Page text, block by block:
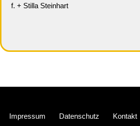
f. + Stilla Steinhart
Impressum Datenschutz Kontakt